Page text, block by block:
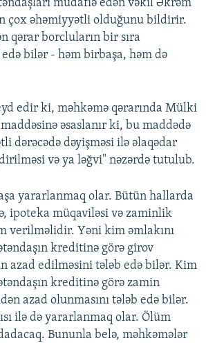
müdafiə edən vəkil Əkrəm
çox əhəmiyyətli olduğunu bildirir.
qərar borcluların bir sıra
bilər - həm birbaşa, həm də
edir ki, məhkəmə qərarında Mülki
əsaslanır ki, bu maddədə
dərəcədə dəyişməsi ilə əlaqədar
və ya ləğvi" nəzərdə tutulub.
yararlanmaq olar. Bütün hallarda
ipoteka müqaviləsi və zaminlik
verilməlidir. Yəni kim əmlakını
kreditinə görə girov
azad edilməsini tələb edə bilər. Kim
kreditinə görə zamin
azad olunmasını tələb edə bilər.
ilə də yararlanmaq olar. Ölüm
Bununla belə, məhkəmələr